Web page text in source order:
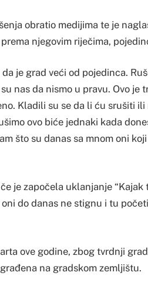
obratio medijima te je
njegovim riječima,
je grad veći od pojedinca.
nas da nismo u pravu. Ovo je
Kladili su se da li ću srušiti ili
ovo biće jednaki kada
što su danas sa mnom oni
je započela uklanjanje “Kajak
do danas ne stignu i tu
ove godine, zbog tvrdnji
na gradskom zemljištu.